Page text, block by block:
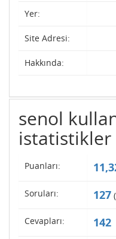
Yer:
Site Adresi:
Hakkında:
senol
istatistikler
Puanları:
Soruları: 127 (
Cevapları: 142